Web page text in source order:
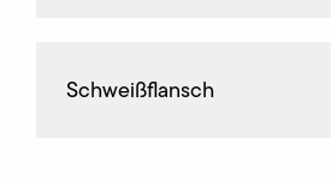
Schweißflansch